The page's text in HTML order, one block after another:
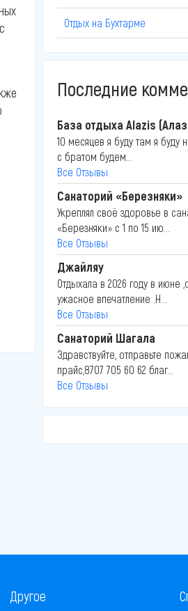
Отдых на Бухтарме
Последние
База отдыха Alazis
10 месяцев я буду там я буду
с братом будем...
Все Отзывы
Санаторий «Березняки»
Укреплял своё здоровье в
«Березняки» с 1 по 15 ию...
Все Отзывы
Джайляу
Отдыхала в 2026 году в июне
ужасное впечатление .Н...
Все Отзывы
Санаторий Шагала
Здравствуйте, отправьте
прайс,8707 705 60 62 благ...
Все Отзывы
Другое